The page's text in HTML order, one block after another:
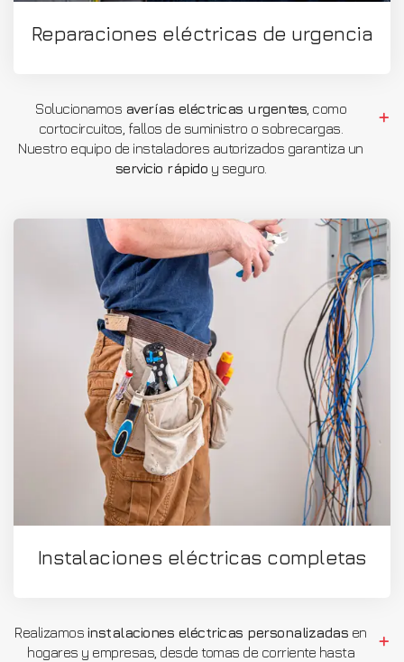
Reparaciones eléctricas de urgencia
Solucionamos averías eléctricas urgentes , como
cortocircuitos, fallos de suministro o sobrecargas.
Nuestro equipo de instaladores autorizados garantiza un
servicio rápido y seguro.
Instalaciones eléctricas completas
Realizamos instalaciones eléctricas personalizadas en
hogares y empresas, desde tomas de corriente hasta